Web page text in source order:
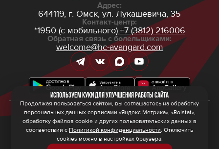
Адрес:
644119, г. Омск, ул. Лукашевича, 35
Контакт-центр:
*1950 (с мобильного),+7 (3812) 216006
Обратная связь с болельщиками:
welcome@hc-avangard.com
© 2026 ООО ХК «Авангард»
Политика конфиденциальности
Политика обработки персональных данных
Правила программы лояльности
Используем куки для улучшения работы сайта
Продолжая пользоваться сайтом, вы соглашаетесь на обработку
персональных данных сервисами «Яндекс Метрика», «Roistat»,
обработку файлов cookie и других пользовательских данных в
соответствии с Политикой конфиденциальности. Отключить
cookies можно в настройках браузера.